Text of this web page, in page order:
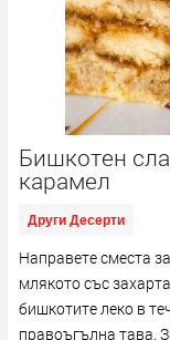
Бишкотен
карамел
Други Десерти
Направете сместа
млякото със
бишкотите леко в
правоъгълна тава.